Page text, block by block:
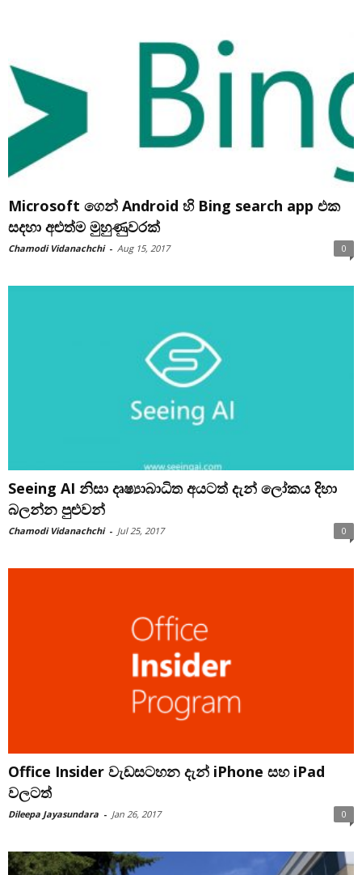
Microsoft ‍ගෙන් Android හි Bing search app එක
සදහා අළුත්ම මුහුණුවරක්
Chamodi Vidanachchi - Aug 15, 2017 0
Seeing AI නිසා දෘෂ්‍යාබාධිත අයටත් දැන් ලෝකය දිහා
බලන්න පුළුවන්
Chamodi Vidanachchi - Jul 25, 2017 0
Office Insider වැඩසටහන දැන් iPhone සහ iPad
වලටත්
Dileepa Jayasundara - Jan 26, 2017 0